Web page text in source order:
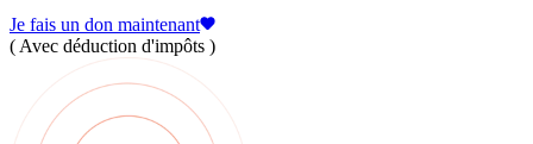
Je fais un don maintenant
( Avec déduction d'impôts )